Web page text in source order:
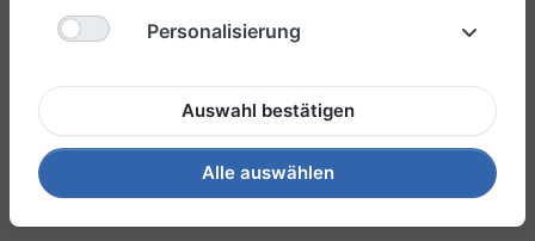
Personalisierung
Auswahl bestätigen
Alle auswählen